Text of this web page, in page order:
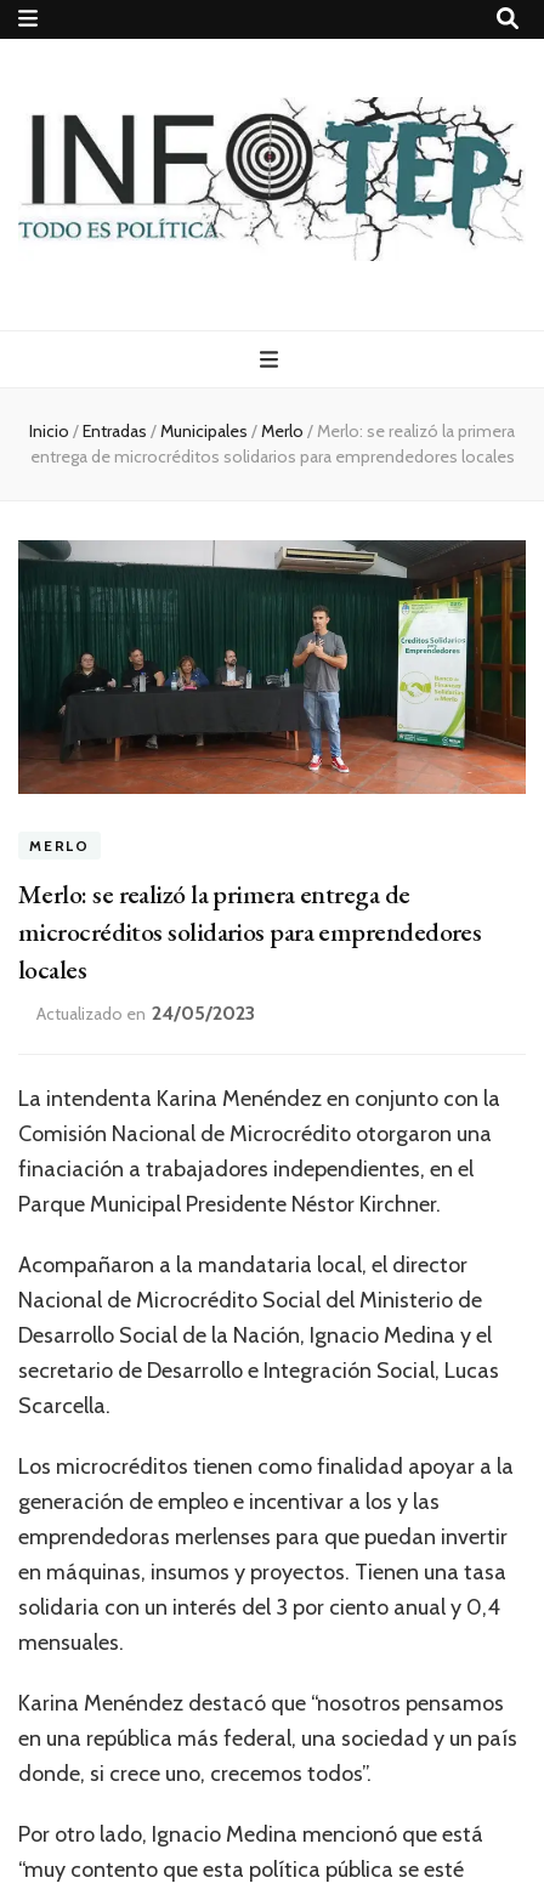
Todo es
(rosca)
política
Inicio /Entradas /Municipales /Merlo /Merlo: se realizó la primera
entrega de microcréditos solidarios para emprendedores locales
MERLO
Merlo: se realizó la primera entrega de
microcréditos solidarios para emprendedores
locales
Actualizado en 24/05/2023
La intendenta Karina Menéndez en conjunto con la
Comisión Nacional de Microcrédito otorgaron una
finaciación a trabajadores independientes, en el
Parque Municipal Presidente Néstor Kirchner.
Acompañaron a la mandataria local, el director
Nacional de Microcrédito Social del Ministerio de
Desarrollo Social de la Nación, Ignacio Medina y el
secretario de Desarrollo e Integración Social, Lucas
Scarcella.
Los microcréditos tienen como finalidad apoyar a la
generación de empleo e incentivar a los y las
emprendedoras merlenses para que puedan invertir
en máquinas, insumos y proyectos. Tienen una tasa
solidaria con un interés del 3 por ciento anual y 0,4
mensuales.
Karina Menéndez destacó que “nosotros pensamos
en una república más federal, una sociedad y un país
donde, si crece uno, crecemos todos”.
Por otro lado, Ignacio Medina mencionó que está
“muy contento que esta política pública se esté